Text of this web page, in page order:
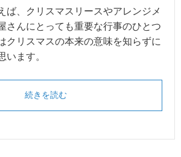
ば、クリスマスリースやアレンジメ
さんにとっても重要な行事のひとつ
クリスマスの本来の意味を知らずに
います。
続きを読む